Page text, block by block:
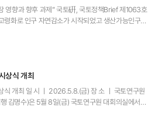
영향과 향후 과제” 국토硏, 국토정책Brief 제1063호
령화로 인구 자연감소가 시작되었고 생산가능인구
행되는 인구구조 전환기에 진입하였으며, 이러한
·최경아·조미향·오민준 부연구위원, 권건우 전문연구원)
조 전환에 따른 부동산시장 영향과 향후 과제」를 통해
미치는 구조적 영향을 분석하고, 부동산시장 안정과
을 제안하였다. □ 박진백 부연구위원과 연구진은
호, 거시경제, 주거소비, 인구이동 등 부동산시장 전반에
진단하였다. ◦ (주택자산 선호와 거시경제) OECD
상식 개최
식 개최 일 시 ㅣ 2026.5.8.(금) 장 소 ㅣ 국토연구원
김명수)은 5월 8일(금) 국토연구원 대회의실에서
을 개최했다. 국토연구원은 학술지「국토연구」에 한 해